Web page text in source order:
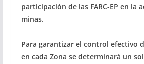
participación de las FARC-EP en la
minas.
Para garantizar el control efectivo
en cada Zona se determinará un